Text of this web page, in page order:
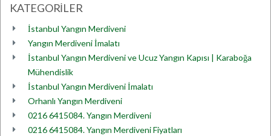
KATEGORİLER
İstanbul Yangın Merdiveni
Yangın Merdiveni İmalatı
İstanbul Yangın Merdiveni ve Ucuz Yangın Kapısı | Karaboğa
Mühendislik
İstanbul Yangın Merdiveni İmalatı
Orhanlı Yangın Merdiveni
0216 6415084. Yangın Merdiveni
0216 6415084. Yangın Merdiveni Fiyatları